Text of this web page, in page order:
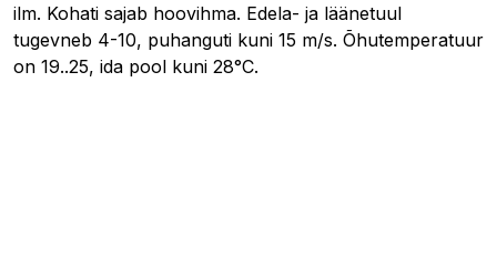
ilm. Kohati sajab hoovihma. Edela- ja läänetuul
tugevneb 4-10, puhanguti kuni 15 m/s. Õhutemperatuur
on 19..25, ida pool kuni 28°C.